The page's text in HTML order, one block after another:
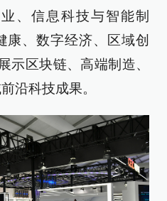
、信息科技与智能制
康、数字经济、区域创
示区块链、高端制造、
沿科技成果。